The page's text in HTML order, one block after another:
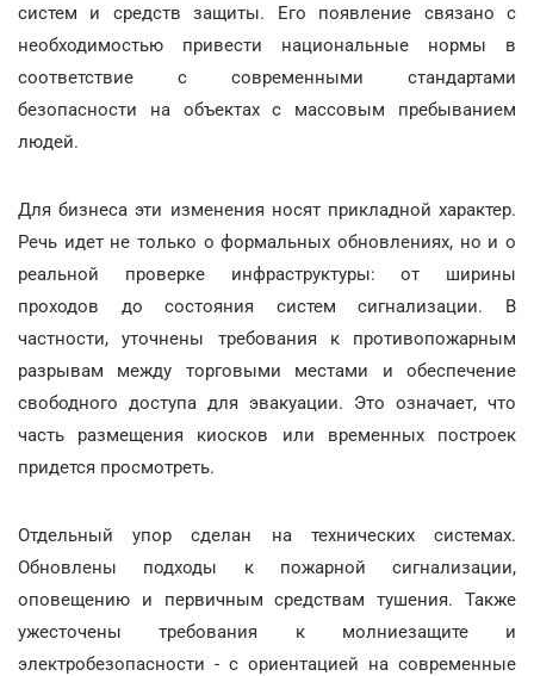
систем и средств защиты. Его появление связано с
необходимостью привести национальные нормы в
соответствие с современными стандартами
безопасности на объектах с массовым пребыванием
людей.
Для бизнеса эти изменения носят прикладной характер.
Речь идет не только о формальных обновлениях, но и о
реальной проверке инфраструктуры: от ширины
проходов до состояния систем сигнализации. В
частности, уточнены требования к противопожарным
разрывам между торговыми местами и обеспечение
свободного доступа для эвакуации. Это означает, что
часть размещения киосков или временных построек
придется просмотреть.
Отдельный упор сделан на технических системах.
Обновлены подходы к пожарной сигнализации,
оповещению и первичным средствам тушения. Также
ужесточены требования к молниезащите и
электробезопасности - с ориентацией на современные